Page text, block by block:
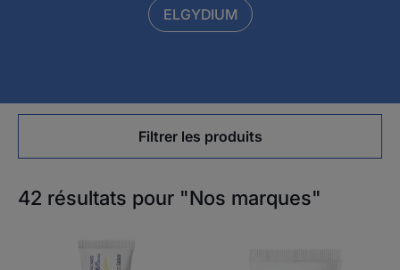
ELGYDIUM
Filtrer les produits
42 résultats pour "Nos marques"
Kids